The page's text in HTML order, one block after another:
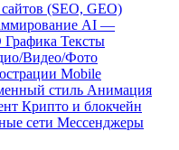
(SEO, GEO)
AI —
Графика Тексты
Видео/Фото
Mobile
стиль Анимация
Крипто и блокчейн
сети Мессенджеры